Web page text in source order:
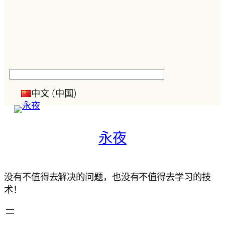
中文 (中国)
永夜
没有不值得去解决的问题，也没有不值得去学习的技
术！